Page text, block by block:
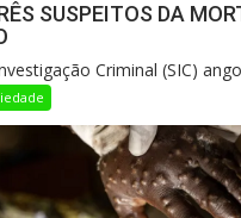
SUSPEITOS DA
Criminal (SIC)